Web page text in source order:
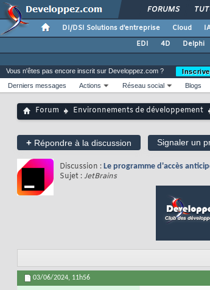
FORUMS
DI/DSI Solutions d'entreprise Cloud
EDI
4D Delphi
Vous n'êtes pas encore inscrit sur Developpez.com ?
Derniers messages
Actions Réseau social Blogs
Forum Environnements de développement
+ Répondre à la discussion Signaler un
Discussion : Le programme d'accès
Sujet :JetBrains
03/06/2024, 11h56